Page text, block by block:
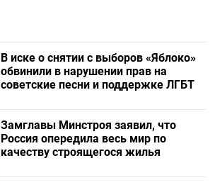
В иске о снятии с выборов «Яблоко»
обвинили в нарушении прав на
советские песни и поддержке ЛГБТ
Замглавы Минстроя заявил, что
Россия опередила весь мир по
качеству строящегося жилья